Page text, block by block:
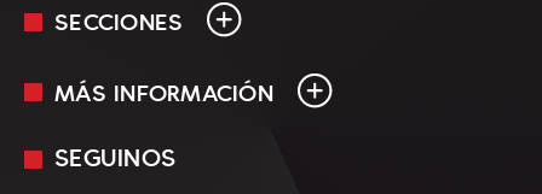
SECCIONES
En Vivo
MÁS INFORMACIÓN
Mediakit
SEGUINOS